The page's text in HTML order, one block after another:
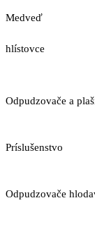
Medveď
hlístovce
Odpudzovače a
Príslušenstvo
Odpudzovače